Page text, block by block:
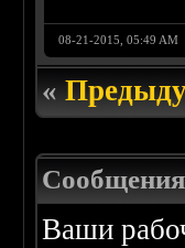
08-21-2015, 05:49 AM
«
Сообщения
Ваши